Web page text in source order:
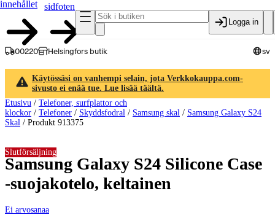
innehållet
sidfoten
Logga in
00220 Helsingfors butik sv
Käytössäsi on vanhempi selain, jota Verkkokauppa.com-
sivusto ei enää tue. Lue lisää täältä.
Etusivu / Telefoner, surfplattor och
klockor / Telefoner / Skyddsfodral / Samsung skal / Samsung Galaxy S24
Skal / Produkt 913375
Samsung Galaxy S24 Silicone Case
-suojakotelo, keltainen
Ei arvosanaa
Slutförsäljning